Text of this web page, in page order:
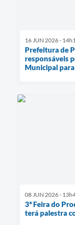
16 JUN 2026 -
Prefeitura de
responsáveis
Municipal
08 JUN 2026 -
3ª Feira do
terá palestra